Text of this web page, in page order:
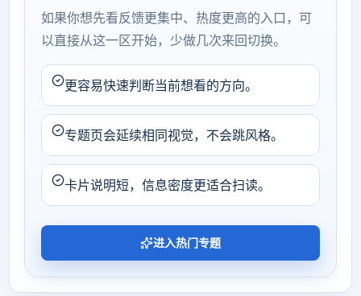
如果你想先看反馈更集中、热度更高的入口，可
以直接从这一区开始，少做几次来回切换。
更容易快速判断当前想看的方向。
专题页会延续相同视觉，不会跳风格。
卡片说明短，信息密度更适合扫读。
进入热门专题